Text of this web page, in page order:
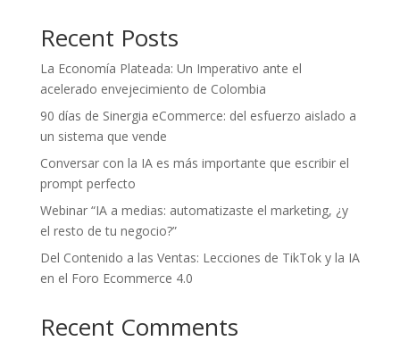
Recent Posts
La Economía Plateada: Un Imperativo ante el
acelerado envejecimiento de Colombia
90 días de Sinergia eCommerce: del esfuerzo aislado a
un sistema que vende
Conversar con la IA es más importante que escribir el
prompt perfecto
Webinar “IA a medias: automatizaste el marketing, ¿y
el resto de tu negocio?”
Del Contenido a las Ventas: Lecciones de TikTok y la IA
en el Foro Ecommerce 4.0
Recent Comments